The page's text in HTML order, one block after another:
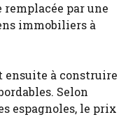
par une
immobiliers à
ensuite à construire
Selon
espagnoles, le prix